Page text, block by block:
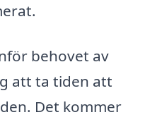
behovet av
att ta tiden att
Det kommer